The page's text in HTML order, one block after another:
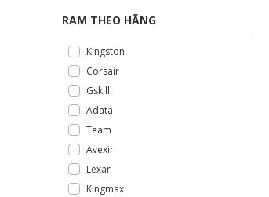
RAM THEO HÃNG
Kingston
Corsair
Gskill
Adata
Team
Avexir
Lexar
Kingmax